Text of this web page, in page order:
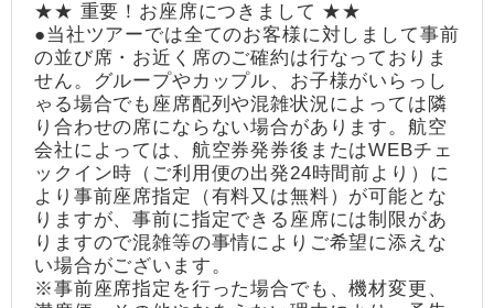
★★ 重要！お座席につきまして ★★
●当社ツアーでは全てのお客様に対しまして事前
の並び席・お近く席のご確約は行なっておりま
せん。グループやカップル、お子様がいらっし
ゃる場合でも座席配列や混雑状況によっては隣
り合わせの席にならない場合があります。航空
会社によっては、航空券発券後またはWEBチェ
ックイン時（ご利用便の出発24時間前より）に
より事前座席指定（有料又は無料）が可能とな
りますが、事前に指定できる座席には制限があ
りますので混雑等の事情によりご希望に添えな
い場合がございます。
※事前座席指定を行った場合でも、機材変更、